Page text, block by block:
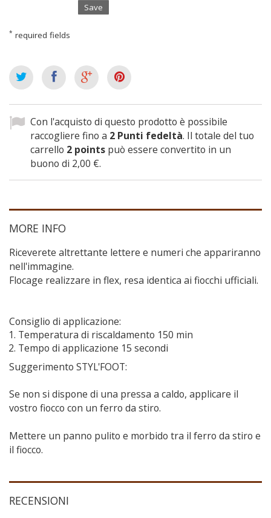
Save
* required fields
Con l'acquisto di questo prodotto è possibile
raccogliere fino a 2 Punti fedeltà. Il totale del tuo
carrello 2 points può essere convertito in un
buono di 2,00 €.
MORE INFO
Riceverete altrettante lettere e numeri che appariranno
nell'immagine.
Flocage realizzare in flex, resa identica ai fiocchi ufficiali.
Consiglio di applicazione:
Temperatura di riscaldamento 150 min
Tempo di applicazione 15 secondi
Suggerimento STYL'FOOT:
Se non si dispone di una pressa a caldo, applicare il
vostro fiocco con un ferro da stiro.
Mettere un panno pulito e morbido tra il ferro da stiro e
il fiocco.
RECENSIONI